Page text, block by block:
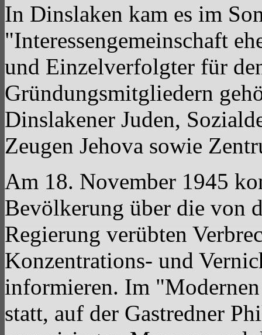
In Dinslaken kam es im
"Interessengemeinschaft
und Einzelverfolgter für
Gründungsmitgliedern
Dinslakener Juden,
Zeugen Jehova sowie
Am 18. November 1945
Bevölkerung über die von
Regierung verübten
Konzentrations- und
informieren. Im
statt, auf der Gastredner